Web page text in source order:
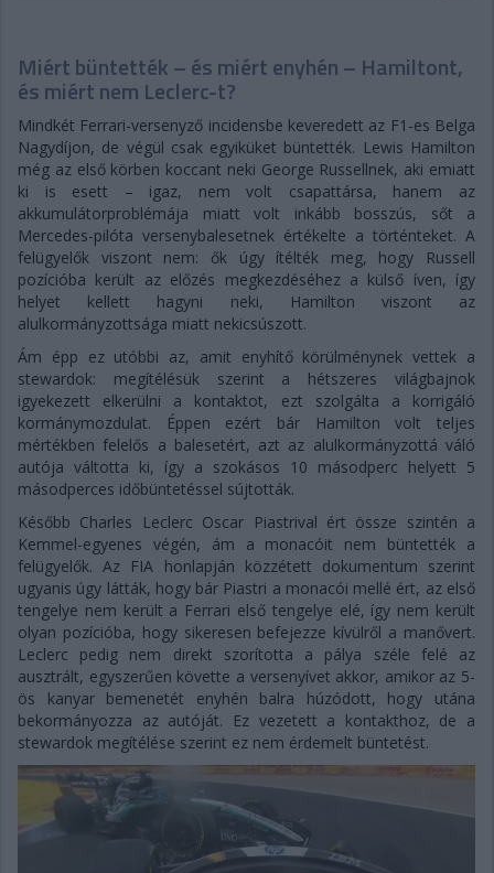
Miért büntették – és miért enyhén – Hamiltont,
és miért nem Leclerc-t?
Mindkét Ferrari-versenyző incidensbe keveredett az F1-es Belga
Nagydíjon, de végül csak egyiküket büntették. Lewis Hamilton
még az első körben koccant neki George Russellnek, aki emiatt
ki is esett – igaz, nem volt csapattársa, hanem az
akkumulátorproblémája miatt volt inkább bosszús, sőt a
Mercedes-pilóta versenybalesetnek értékelte a történteket. A
felügyelők viszont nem: ők úgy ítélték meg, hogy Russell
pozícióba került az előzés megkezdéséhez a külső íven, így
helyet kellett hagyni neki, Hamilton viszont az
alulkormányzottsága miatt nekicsúszott.
Ám épp ez utóbbi az, amit enyhítő körülménynek vettek a
stewardok: megítélésük szerint a hétszeres világbajnok
igyekezett elkerülni a kontaktot, ezt szolgálta a korrigáló
kormánymozdulat. Éppen ezért bár Hamilton volt teljes
mértékben felelős a balesetért, azt az alulkormányzottá váló
autója váltotta ki, így a szokásos 10 másodperc helyett 5
másodperces időbüntetéssel sújtották.
Később Charles Leclerc Oscar Piastrival ért össze szintén a
Kemmel-egyenes végén, ám a monacóit nem büntették a
felügyelők. Az FIA honlapján közzétett dokumentum szerint
ugyanis úgy látták, hogy bár Piastri a monacói mellé ért, az első
tengelye nem került a Ferrari első tengelye elé, így nem került
olyan pozícióba, hogy sikeresen befejezze kívülről a manővert.
Leclerc pedig nem direkt szorította a pálya széle felé az
ausztrált, egyszerűen követte a versenyívet akkor, amikor az 5-
ös kanyar bemenetét enyhén balra húzódott, hogy utána
bekormányozza az autóját. Ez vezetett a kontakthoz, de a
stewardok megítélése szerint ez nem érdemelt büntetést.